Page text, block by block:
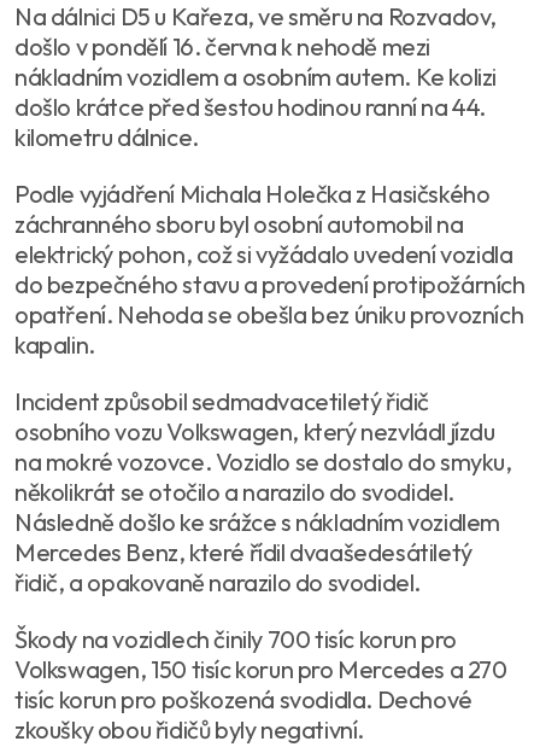
Na dálnici D5 u Kařeza, ve směru na Rozvadov,
došlo v pondělí 16. června k nehodě mezi
nákladním vozidlem a osobním autem. Ke kolizi
došlo krátce před šestou hodinou ranní na 44.
kilometru dálnice.
Podle vyjádření Michala Holečka z Hasičského
záchranného sboru byl osobní automobil na
elektrický pohon, což si vyžádalo uvedení vozidla
do bezpečného stavu a provedení protipožárních
opatření. Nehoda se obešla bez úniku provozních
kapalin.
Incident způsobil sedmadvacetiletý řidič
osobního vozu Volkswagen, který nezvládl jízdu
na mokré vozovce. Vozidlo se dostalo do smyku,
několikrát se otočilo a narazilo do svodidel.
Následně došlo ke srážce s nákladním vozidlem
Mercedes Benz, které řídil dvaašedesátiletý
řidič, a opakovaně narazilo do svodidel.
Škody na vozidlech činily 700 tisíc korun pro
Volkswagen, 150 tisíc korun pro Mercedes a 270
tisíc korun pro poškozená svodidla. Dechové
zkoušky obou řidičů byly negativní.